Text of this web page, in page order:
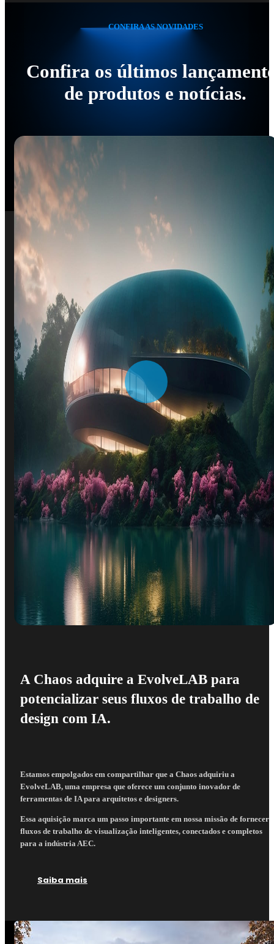
Confira os últimos
de produtos e notícias.
CONFIRA AS NOVIDADES
A Chaos adquire a EvolveLAB para
potencializar seus fluxos de trabalho de
design com IA.
Estamos empolgados em compartilhar que a Chaos adquiriu a
EvolveLAB, uma empresa que oferece um conjunto inovador de
ferramentas de IA para arquitetos e designers.
Essa aquisição marca um passo importante em nossa missão de fornecer
fluxos de trabalho de visualização inteligentes, conectados e completos
para a indústria AEC.
Saiba mais